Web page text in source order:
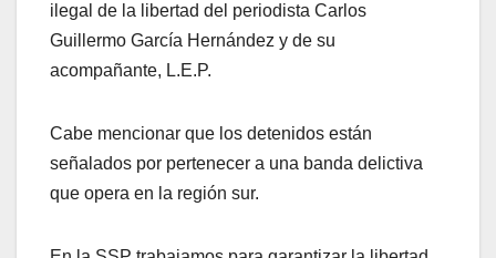
ilegal de la libertad del periodista Carlos
Guillermo García Hernández y de su
acompañante, L.E.P.
Cabe mencionar que los detenidos están
señalados por pertenecer a una banda delictiva
que opera en la región sur.